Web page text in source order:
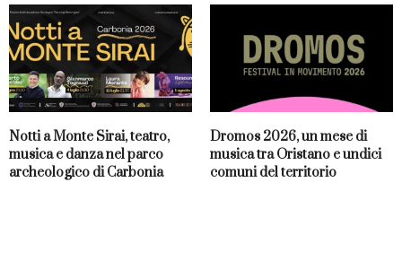
Notti a Monte Sirai, teatro,
musica e danza nel parco
archeologico di Carbonia
Dromos 2026, un mese di
musica tra Oristano e undici
comuni del territorio